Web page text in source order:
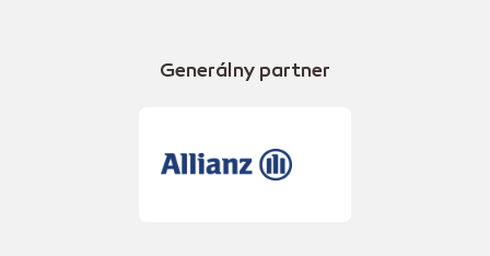
Generálny partner